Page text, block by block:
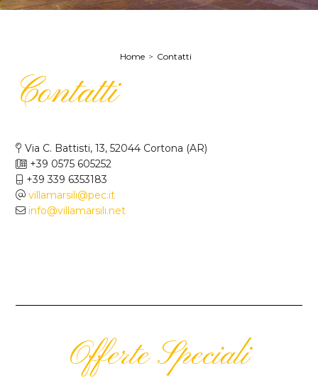
Home Contatti
Contatti
Via C. Battisti, 13, 52044 Cortona (AR)
+39 0575 605252
+39 339 6353183
villamarsili@pec.it
info@villamarsili.net
Offerte Speciali